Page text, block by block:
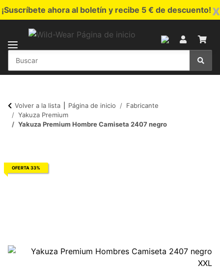
x
¡Suscríbete ahora al boletín y recibe 5 € de descuento!
Volver a la lista Página de inicio
Fabricante
Yakuza Premium
Yakuza Premium Hombre Camiseta 2407 negro
OFERTA 33%